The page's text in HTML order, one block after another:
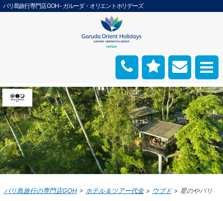
バリ島旅行専門店 GOH - ガルーダ・オリエントホリデーズ
バリ島旅行の専門店GOH ホテル＆ツアー代金 ウブド 星のやバリ